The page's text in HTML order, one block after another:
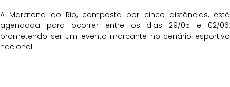
A Maratona do Rio, composta por cinco distâncias, está
agendada para ocorrer entre os dias 29/05 e 02/06,
prometendo ser um evento marcante no cenário esportivo
nacional.